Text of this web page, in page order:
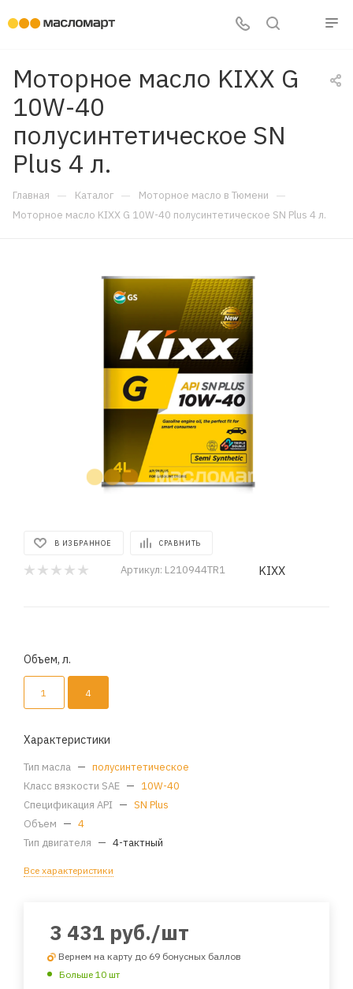
Моторное масло KIXX G
10W-40
полусинтетическое SN
Plus 4 л.
Главная — Каталог — Моторное масло в Тюмени —
Моторное масло KIXX G 10W-40 полусинтетическое SN Plus 4 л.
В ИЗБРАННОЕ СРАВНИТЬ
Артикул: L210944TR1 KIXX
Объем, л.
1 4
Характеристики
Тип масла — полусинтетическое
Класс вязкости SAE — 10W-40
Спецификация API — SN Plus
Объем — 4
Тип двигателя — 4-тактный
Все характеристики
3 431 руб./шт
Вернем на карту до 69 бонусных баллов
Больше 10 шт